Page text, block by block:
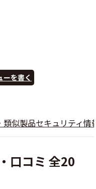
ーを書く
類似製品セキュリティ情
口コミ 全20